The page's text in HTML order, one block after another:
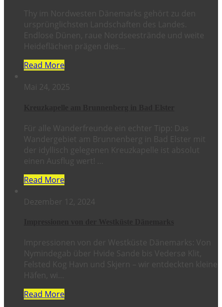
Thy im Nordwesten Dänemarks gehört zu den
ursprünglichsten Landschaften des Landes.
Endlose Dünen, raue Nordseestrände und weite
Heideflächen prägen dies…
Read More
Mai 24, 2025
Für alle Wanderfreunde ein echter Tipp: Das
Wandergebiet am Brunnenberg in Bad Elster mit
der idyllisch gelegenen Kreuzkapelle ist absolut
einen Ausflug wert! …
Read More
Dezember 12, 2024
Impressionen von der Westküste Dänemarks: Von
Nymindegab über Hvide Sande bis Vedersø Klit,
Felsted Kog Havn und Skjern – wir entdeckten kleine
Häfen, wi…
Read More